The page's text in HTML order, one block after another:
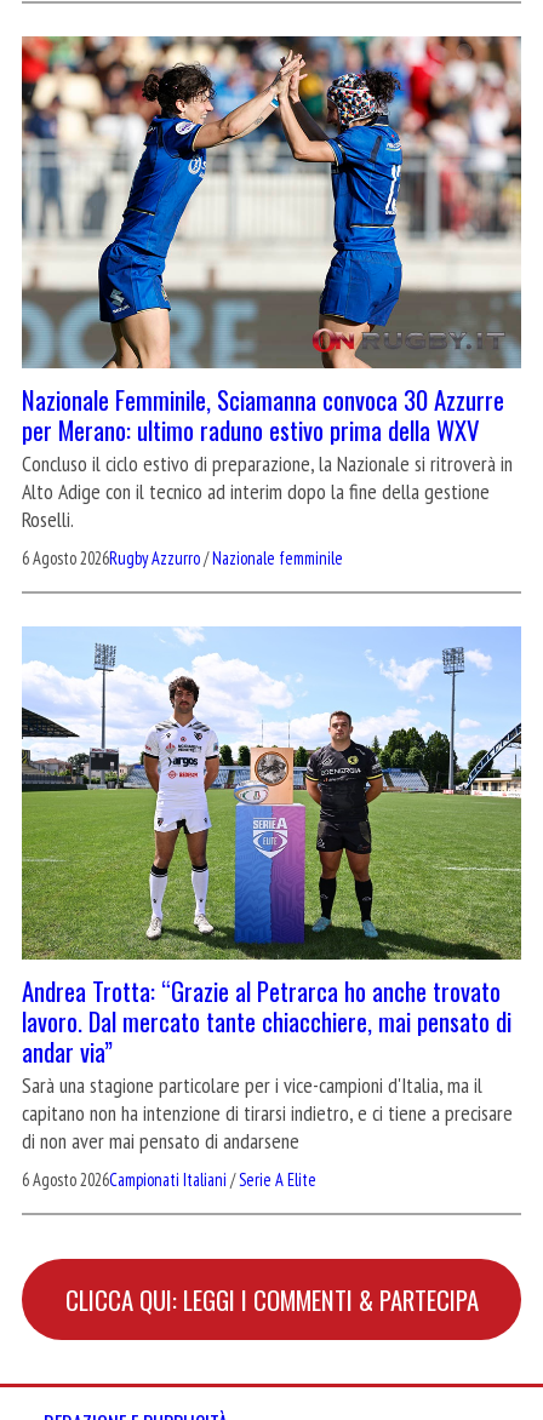
Nazionale Femminile, Sciamanna convoca 30 Azzurre
per Merano: ultimo raduno estivo prima della WXV
Concluso il ciclo estivo di preparazione, la Nazionale si ritroverà in
Alto Adige con il tecnico ad interim dopo la fine della gestione
Roselli.
6 Agosto 2026Rugby Azzurro/Nazionale femminile
Andrea Trotta: “Grazie al Petrarca ho anche trovato
lavoro. Dal mercato tante chiacchiere, mai pensato di
andar via”
Sarà una stagione particolare per i vice-campioni d'Italia, ma il
capitano non ha intenzione di tirarsi indietro, e ci tiene a precisare
di non aver mai pensato di andarsene
6 Agosto 2026Campionati Italiani /Serie A Elite
CLICCA QUI: LEGGI I COMMENTI & PARTECIPA